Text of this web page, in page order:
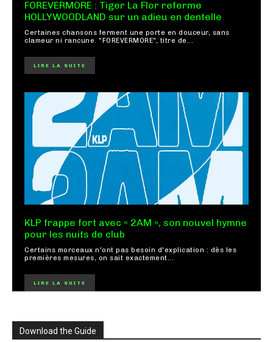
FOREVERMORE : Tiger La Flor referme
HOLLYWOODLAND sur un adieu en dentelle
Certaines chansons ferment une porte en douceur, sans
clameur ni rancune. "FOREVERMORE", titre de...
LIRE LA SUITE
KLP frappe fort avec « 2AM », son nouvel hymne
pour les nuits de club
Certains morceaux n'ont pas besoin d'explication : dès les
premières mesures, on sait exactement...
LIRE LA SUITE
Download the Guide